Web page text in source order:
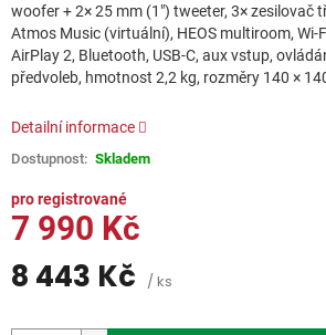
7 990 Kč
8 443 Kč / ks
Skladem
woofer + 2× 25 mm (1") tweeter, 3× zesilovač
Atmos Music (virtuální), HEOS multiroom, Wi-
AirPlay 2, Bluetooth, USB-C, aux vstup,
předvoleb, hmotnost 2,2 kg, rozměry 140 ×
Detailní informace